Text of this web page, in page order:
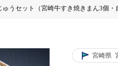
ゅうセット（宮崎牛すき焼きまん3個
黒ゴマあんまん3個） 定期便 定期
宮崎県